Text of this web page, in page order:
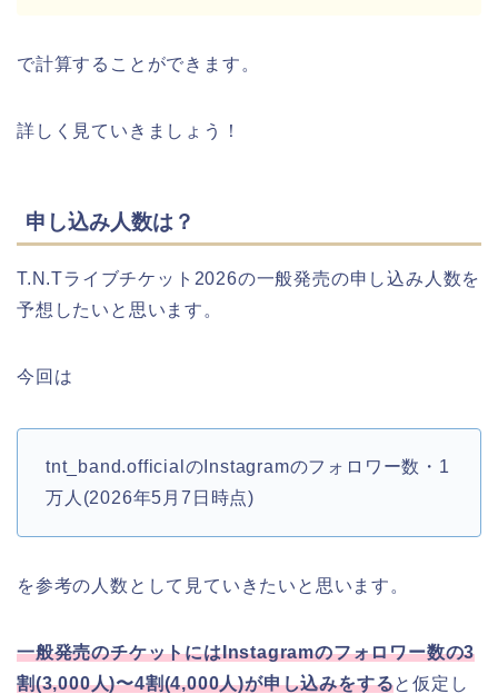
で計算することができます。
詳しく見ていきましょう！
申し込み人数は？
T.N.Tライブチケット2026の一般発売の申し込み人数を
予想したいと思います。
今回は
tnt_band.officialのInstagramのフォロワー数・1
万人(2026年5月7日時点)
を参考の人数として見ていきたいと思います。
一般発売のチケットにはInstagramのフォロワー数の3
割(3,000人)〜4割(4,000人)が申し込みをすると仮定し